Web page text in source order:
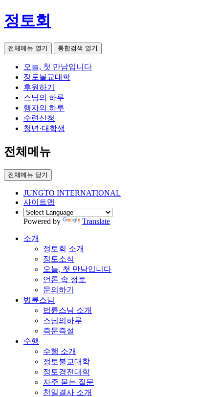
정토회
전체메뉴 열기 통합검색 열기
오늘, 첫 만남입니다
정토불교대학
후원하기
스님의 하루
행자의 하루
수련신청
청년·대학생
전체메뉴
전체메뉴 닫기
JUNGTO INTERNATIONAL
사이트맵
Powered by Translate
소개
정토회 소개
정토소식
오늘, 첫 만남입니다
언론 속 정토
문의하기
법륜스님
법륜스님 소개
스님의하루
즉문즉설
수행
수행 소개
정토불교대학
정토경전대학
자주 묻는 질문
천일결사 소개